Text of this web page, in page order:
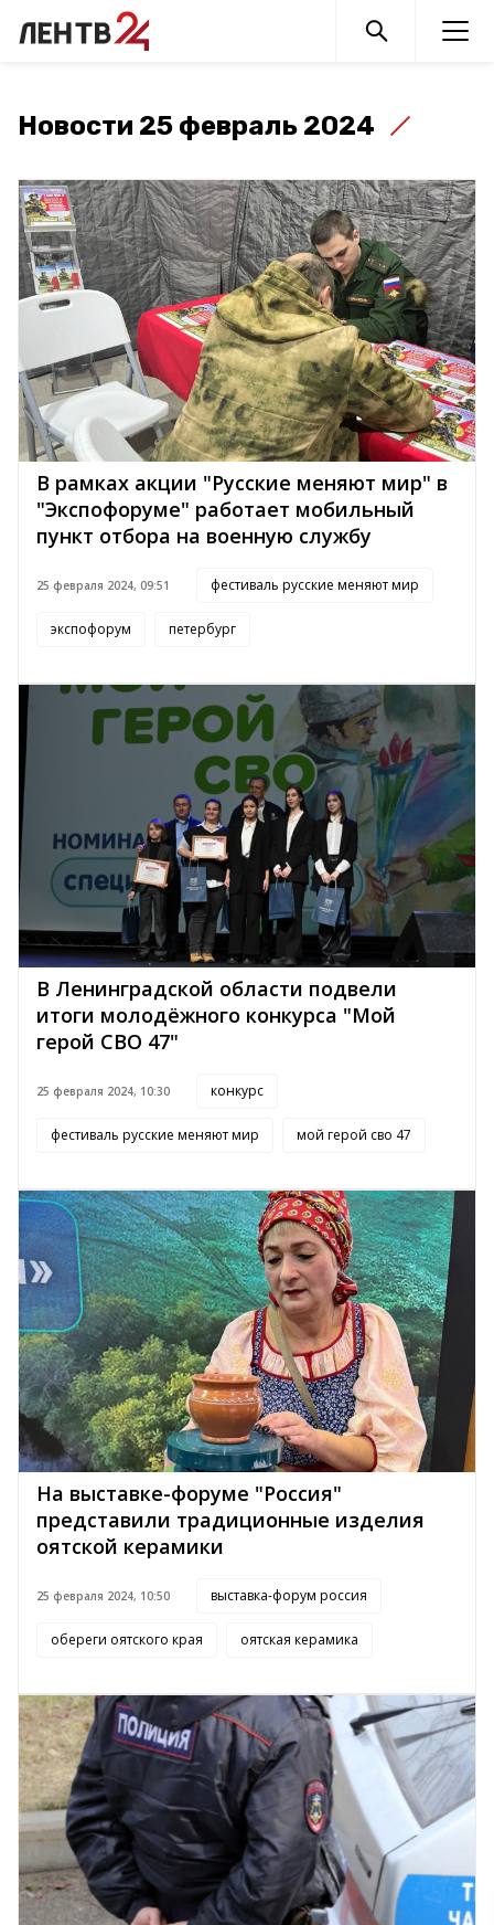
Новости 25 февраль 2024
В рамках акции "Русские меняют мир" в
"Экспофоруме" работает мобильный
пункт отбора на военную службу
25 февраля 2024, 09:51 фестиваль русские меняют мир
экспофорум петербург
В Ленинградской области подвели
итоги молодёжного конкурса "Мой
герой СВО 47"
25 февраля 2024, 10:30 конкурс
фестиваль русские меняют мир мой герой сво 47
На выставке-форуме "Россия"
представили традиционные изделия
оятской керамики
25 февраля 2024, 10:50 выставка-форум россия
обереги оятского края оятская керамика